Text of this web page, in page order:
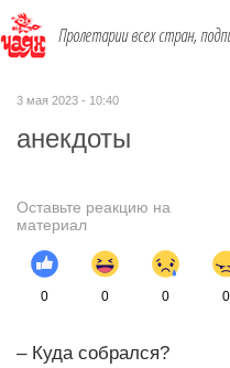
Пролетарии всех стран,
3 мая 2023 - 10:40
анекдоты
Оставьте реакцию на
материал
0 0 0 0
– Куда собрался?